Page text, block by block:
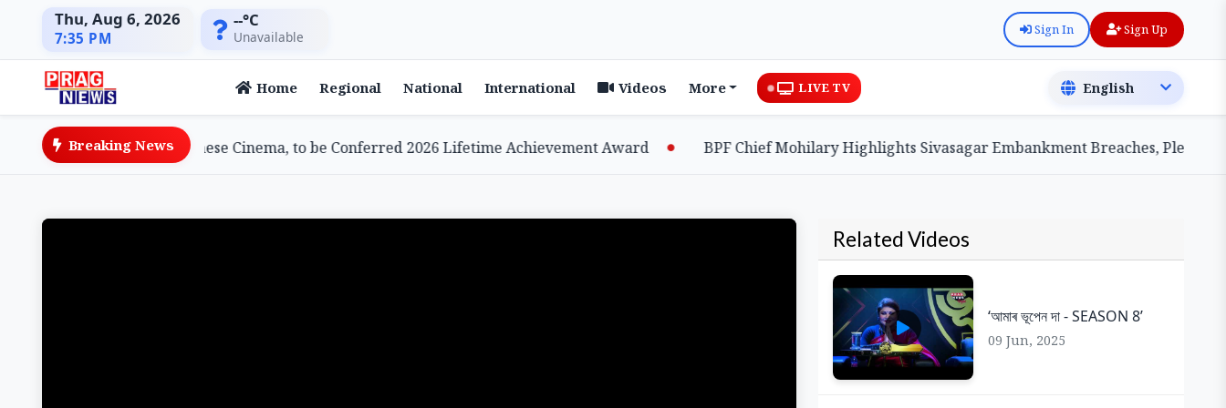
Thu, Aug 6, 2026
7:35 PM
--°C
Unavailable Sign In Sign Up
Home Regional National International Videos More LIVE TV
Breaking News
Doyenne of Assamese Cinema, to be Conferred 2026 Lifetime Achievement Award BPF Chief Mohilary Highlights Sivasagar Embankment Breaches, Pledges
Related Videos
‘আমাৰ ভূপেন দা - SEASON 8’
09 Jun, 2025